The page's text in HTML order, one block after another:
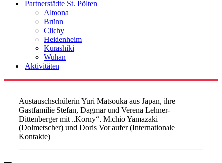
Partnerstädte St. Pölten
Altoona
Brünn
Clichy
Heidenheim
Kurashiki
Wuhan
Aktivitäten
Austauschschülerin Yuri Matsouka aus Japan, ihre
Gastfamilie Stefan, Dagmar und Verena Lehner-
Dittenberger mit „Korny“, Michio Yamazaki
(Dolmetscher) und Doris Vorlaufer (Internationale
Kontakte)